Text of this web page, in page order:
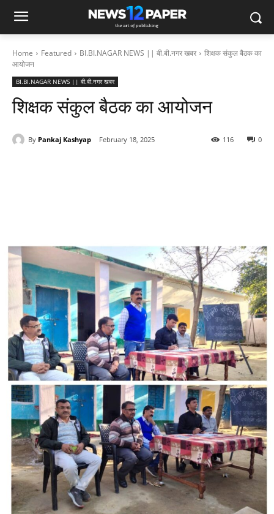
Home Featured BI.BI.NAGAR NEWS || बी.बी.नगर खबर
शिक्षक संकुल बैठक का
आयोजन
BI.BI.NAGAR NEWS || बी.बी.नगर खबर
शिक्षक संकुल बैठक का आयोजन
By Pankaj Kashyap February 18, 2025 0
116